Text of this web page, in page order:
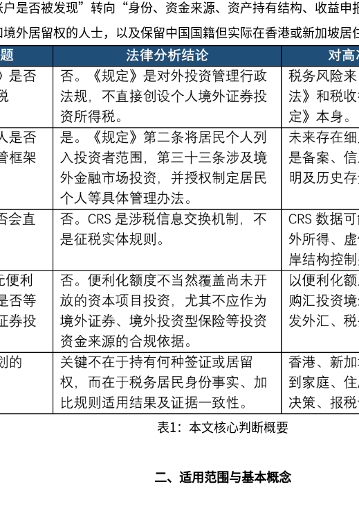
是否被发现”转向“身份、资金来源、资产持有结构、收益申
外居留权的人士，以及保留中国国籍但实际在香港或新加坡居
表1：本文核心判断概要
二、适用范围与基本概念